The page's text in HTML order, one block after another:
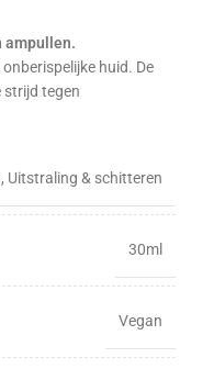
ampullen.
huid. De
strijd tegen
, Uitstraling & schitteren
30ml
Vegan